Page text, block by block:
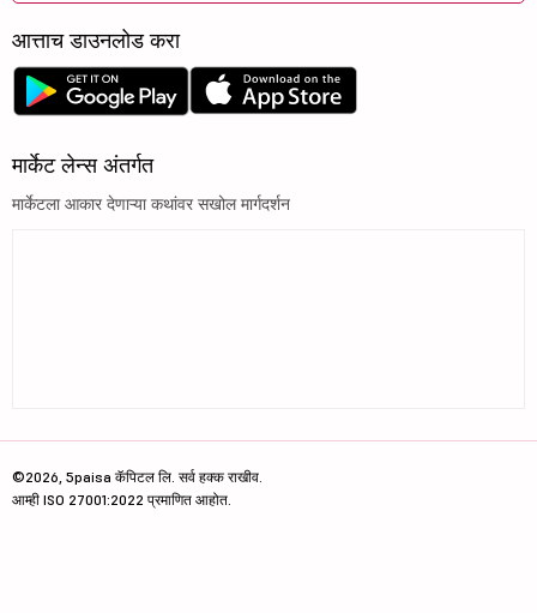
आत्ताच डाउनलोड करा
मार्केट लेन्स अंतर्गत
मार्केटला आकार देणाऱ्या कथांवर सखोल मार्गदर्शन
©2026, 5paisa कॅपिटल लि. सर्व हक्क राखीव.
आम्ही ISO 27001:2022 प्रमाणित आहोत.